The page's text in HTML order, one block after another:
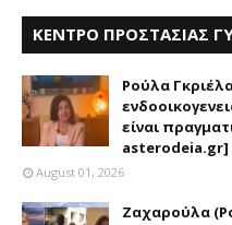
ΚΕΝΤΡΟ ΠΡΟΣΤΑΣΙΑΣ
Ρούλα
είναι
asterodeia.gr]
August 01, 2026
Ζαχαρούλα